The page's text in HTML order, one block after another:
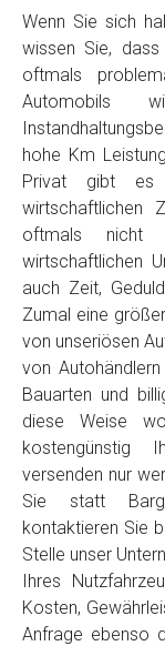
Wenn Sie sich
wissen Sie,
oftmals
Automobils
hohe Km
Privat gibt es
wirtschaftlichen
oftmals nicht
wirtschaftlichen
auch Zeit,
Zumal eine
von unseriösen
von
Bauarten und
diese Weise
kostengünstig
versenden nur
Sie statt
kontaktieren Sie
Stelle unser
Ihres
Kosten,
Anfrage ebenso